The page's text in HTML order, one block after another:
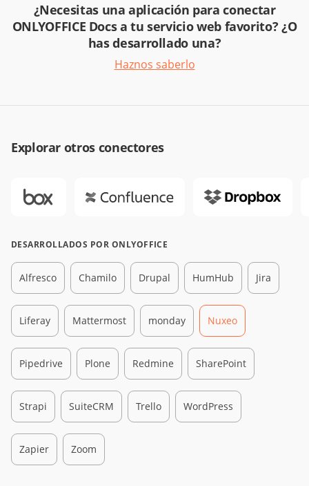
¿Necesitas una aplicación para conectar
ONLYOFFICE Docs a tu servicio web favorito? ¿O
has desarrollado una?
Haznos saberlo
Explorar otros conectores
DESARROLLADOS POR ONLYOFFICE
Alfresco Chamilo Drupal HumHub Jira
Liferay Mattermost monday Nuxeo
Pipedrive Plone Redmine SharePoint
Strapi SuiteCRM Trello WordPress
Zapier Zoom